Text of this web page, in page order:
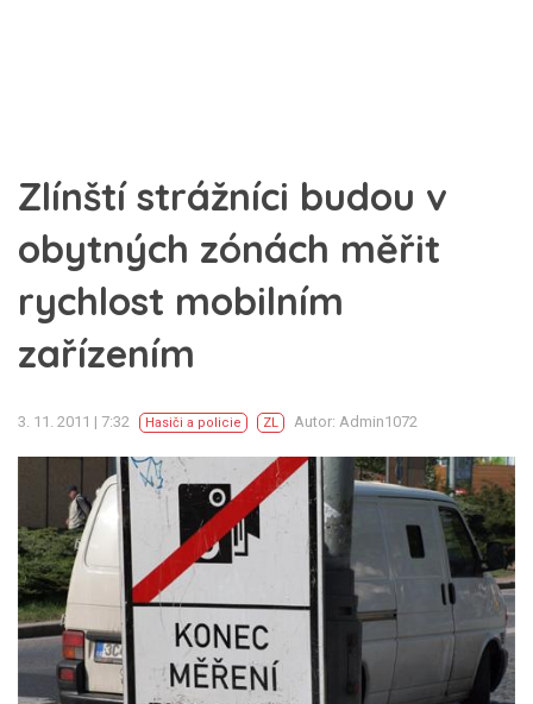
Zlínští strážníci budou v
obytných zónách měřit
rychlost mobilním
zařízením
3. 11. 2011 | 7:32 Hasiči a policie ZL Autor: Admin1072